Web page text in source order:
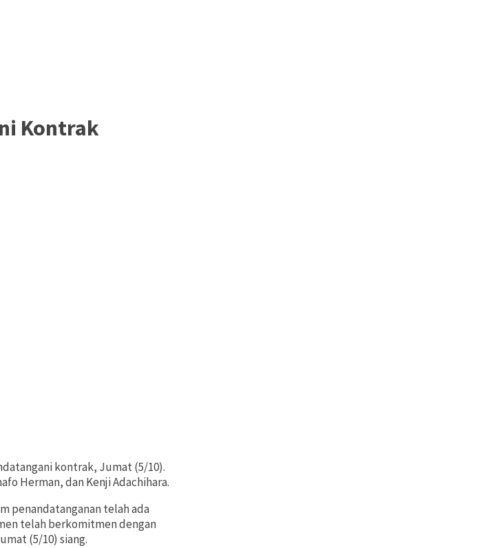
Kontrak
kontrak, Jumat (5/10).
Herman, dan Kenji Adachihara.
penandatanganan telah ada
telah berkomitmen dengan
(5/10) siang.